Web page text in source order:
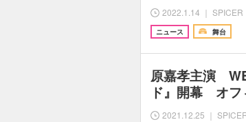
2022.1.14 ｜ SPICER
ニュース 舞台
原嘉孝主演
ド』開幕 オフ
2021.12.25 ｜